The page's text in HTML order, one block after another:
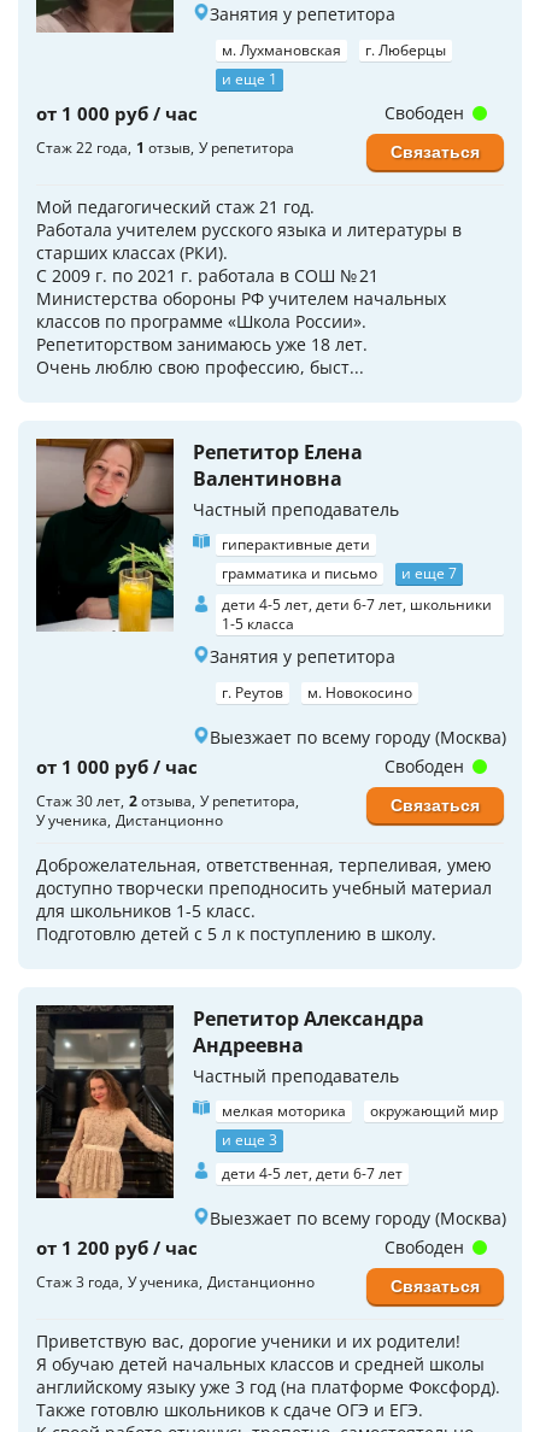
Занятия у репетитора
м. Лухмановская
г. Люберцы
и еще 1
от 1 000 руб / час
Стаж 22 года 1 отзыв У репетитора
Мой педагогический стаж 21 год.
Работала учителем русского языка и литературы в
старших классах (РКИ).
С 2009 г. по 2021 г. работала в СОШ № 21
Министерства обороны РФ учителем начальных
классов по программе «Школа России».
Репетиторством занимаюсь уже 18 лет.
Очень люблю свою профессию, быст...
Свободен
Связаться
Репетитор Елена
Валентиновна
Частный преподаватель
гиперактивные дети
грамматика и письмо
и еще 7
дети 4-5 лет, дети 6-7 лет, школьники
1-5 класса
Занятия у репетитора
г. Реутов м. Новокосино
Выезжает по всему городу (Москва)
от 1 000 руб / час
Стаж 30 лет 2отзыва У репетитора
У ученика Дистанционно
Доброжелательная, ответственная, терпеливая, умею
доступно творчески преподносить учебный материал
для школьников 1-5 класс.
Подготовлю детей с 5 л к поступлению в школу.
Свободен
Связаться
Репетитор Александра
Андреевна
Частный преподаватель
мелкая моторика
окружающий мир
и еще 3
дети 4-5 лет, дети 6-7 лет
Выезжает по всему городу (Москва)
от 1 200 руб / час
Стаж 3 года У ученика Дистанционно
Приветствую вас, дорогие ученики и их родители!
Я обучаю детей начальных классов и средней школы
английскому языку уже 3 год (на платформе Фоксфорд).
Также готовлю школьников к сдаче ОГЭ и ЕГЭ.
Свободен
Связаться